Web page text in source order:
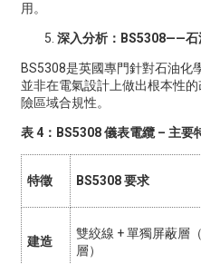
用。
深入分析：BS5308——石
BS5308是英國專門針對石油化
並非在電氣設計上做出根本性
險區域合規性。
表 4：BS5308 儀表電纜 – 主要
特徵 BS5308 要求
建造
雙絞線 + 單獨屏蔽層
層）